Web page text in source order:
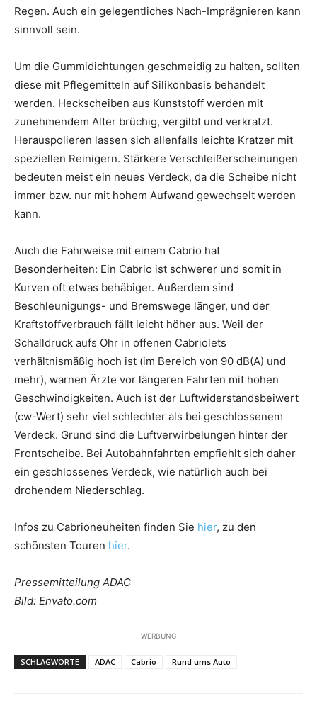
Regen. Auch ein gelegentliches Nach-Imprägnieren kann
sinnvoll sein.
Um die Gummidichtungen geschmeidig zu halten, sollten
diese mit Pflegemitteln auf Silikonbasis behandelt
werden. Heckscheiben aus Kunststoff werden mit
zunehmendem Alter brüchig, vergilbt und verkratzt.
Herauspolieren lassen sich allenfalls leichte Kratzer mit
speziellen Reinigern. Stärkere Verschleißerscheinungen
bedeuten meist ein neues Verdeck, da die Scheibe nicht
immer bzw. nur mit hohem Aufwand gewechselt werden
kann.
Auch die Fahrweise mit einem Cabrio hat
Besonderheiten: Ein Cabrio ist schwerer und somit in
Kurven oft etwas behäbiger. Außerdem sind
Beschleunigungs- und Bremswege länger, und der
Kraftstoffverbrauch fällt leicht höher aus. Weil der
Schalldruck aufs Ohr in offenen Cabriolets
verhältnismäßig hoch ist (im Bereich von 90 dB(A) und
mehr), warnen Ärzte vor längeren Fahrten mit hohen
Geschwindigkeiten. Auch ist der Luftwiderstandsbeiwert
(cw-Wert) sehr viel schlechter als bei geschlossenem
Verdeck. Grund sind die Luftverwirbelungen hinter der
Frontscheibe. Bei Autobahnfahrten empfiehlt sich daher
ein geschlossenes Verdeck, wie natürlich auch bei
drohendem Niederschlag.
Infos zu Cabrioneuheiten finden Sie hier, zu den
schönsten Touren hier.
Pressemitteilung ADAC
Bild: Envato.com
- WERBUNG -
SCHLAGWORTE ADAC Cabrio Rund ums Auto